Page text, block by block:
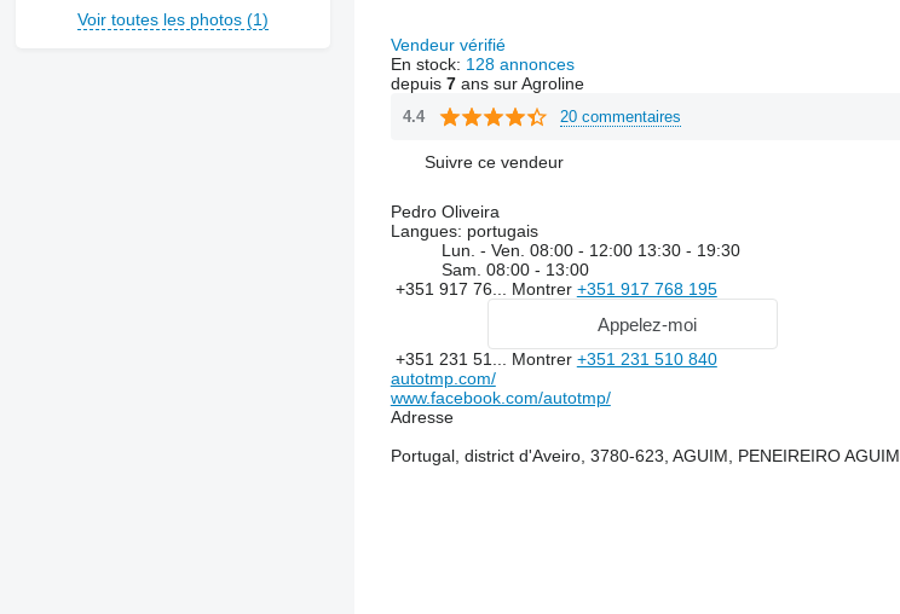
Voir toutes les photos (1)
Vendeur vérifié
En stock: 128 annonces
depuis 7ans sur Agroline
4.4 20 commentaires
Suivre ce vendeur
Pedro Oliveira
Langues: portugais
Lun. - Ven. 08:00 - 12:00 13:30 - 19:30
Sam. 08:00 - 13:00
+351 917 76... Montrer +351 917 768 195
Appelez-moi
+351 231 51... Montrer +351 231 510 840
autotmp.com/
www.facebook.com/autotmp/
Adresse
Portugal, district d'Aveiro, 3780-623, AGUIM, PENEIREIRO AGUIM